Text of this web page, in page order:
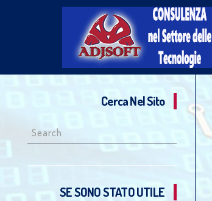
Cerca Nel Sito
Search
for:
SE SONO STATO UTILE